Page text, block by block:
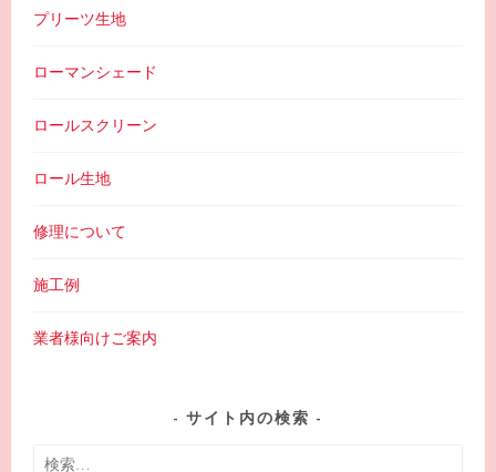
プリーツ生地
ローマンシェード
ロールスクリーン
ロール生地
修理について
施工例
業者様向けご案内
サイト内の検索
検